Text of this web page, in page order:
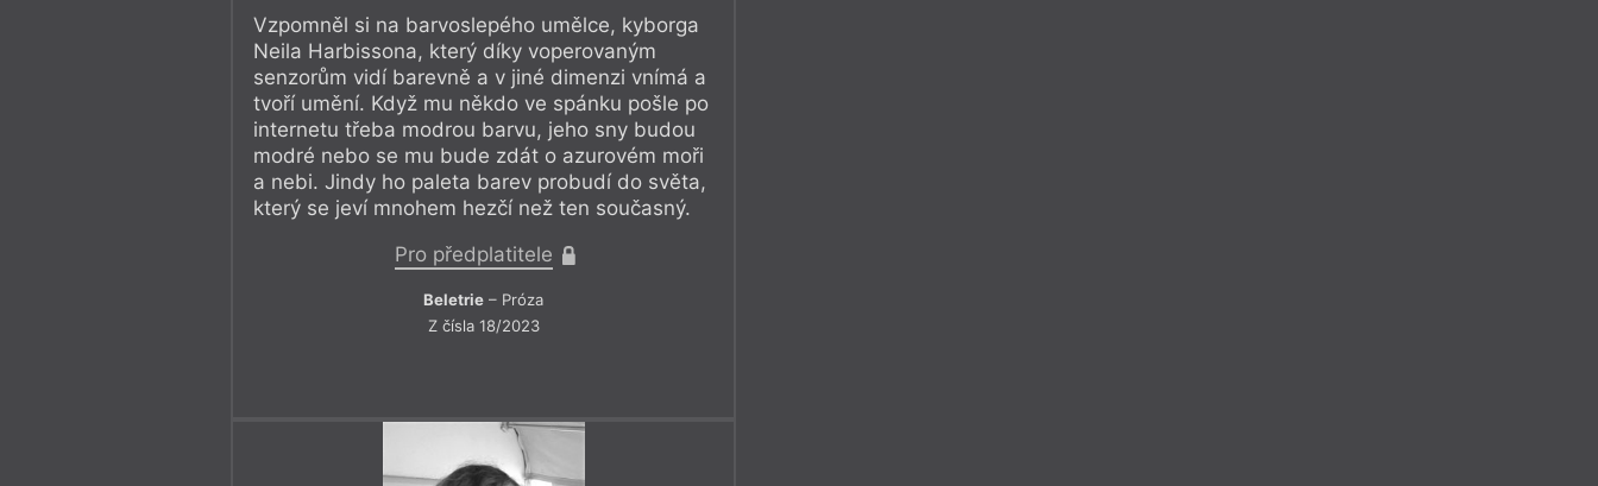
Vzpomněl si na barvoslepého umělce, kyborga
Neila Harbissona, který díky voperovaným
senzorům vidí barevně a v jiné dimenzi vnímá a
tvoří umění. Když mu někdo ve spánku pošle po
internetu třeba modrou barvu, jeho sny budou
modré nebo se mu bude zdát o azurovém moři
a nebi. Jindy ho paleta barev probudí do světa,
který se jeví mnohem hezčí než ten současný.
Pro předplatitele
Beletrie – Próza
Z čísla 18/2023